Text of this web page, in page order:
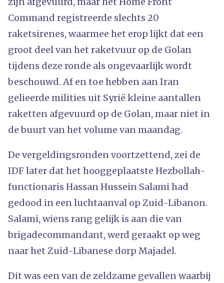
Command registreerde slechts 20
raketsirenes, waarmee het erop lijkt dat een
groot deel van het raketvuur op de Golan
tijdens deze ronde als ongevaarlijk wordt
beschouwd. Af en toe hebben aan Iran
gelieerde milities uit Syrië kleine aantallen
raketten afgevuurd op de Golan, maar niet in
de buurt van het volume van maandag.
De vergeldingsronden voortzettend, zei de
IDF later dat het hooggeplaatste Hezbollah-
functionaris Hassan Hussein Salami had
gedood in een luchtaanval op Zuid-Libanon.
Salami, wiens rang gelijk is aan die van
brigadecommandant, werd geraakt op weg
naar het Zuid-Libanese dorp Majadel.
Dit was een van de zeldzame gevallen waarbij